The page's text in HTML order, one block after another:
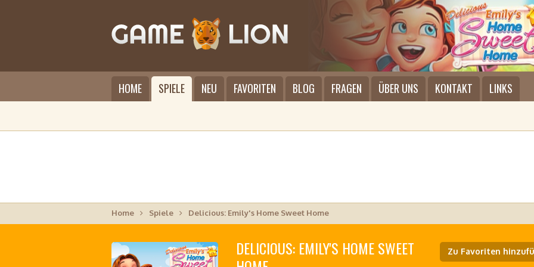
HOME SPIELE NEU FAVORITEN BLOG FRAGEN ÜBER UNS KONTAKT LINKS
Home Spiele Delicious: Emily's Home Sweet Home
DELICIOUS: EMILY'S HOME SWEET
Zu Favoriten